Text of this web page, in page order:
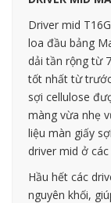
Driver mid
loa đầu bảng
dải tần rộng từ
tốt nhất từ
sợi cellulose
màng vừa nhẹ
liệu màn giấy
driver mid ở
Hầu hết các
nguyên khối,